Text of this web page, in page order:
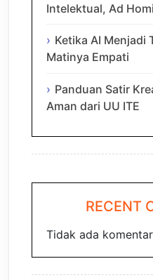
Intelektual, Ad
Ketika AI Menjadi
Matinya Empati
Panduan Satir
Aman dari UU ITE
RECENT
Tidak ada